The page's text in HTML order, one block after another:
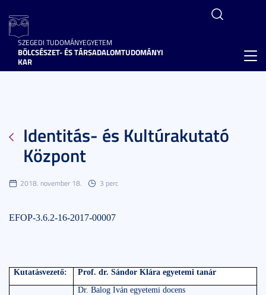
SZEGEDI TUDOMÁNYEGYETEM
BÖLCSÉSZET- ÉS TÁRSADALOMTUDOMÁNYI
KAR
Identitás- és Kultúrakutató
Központ
2018. november 18. 3 perc
EFOP-3.6.2-16-2017-00007
Kutatásvezető: Prof. dr. Sándor Klára egyetemi tanár
Dr. Balog Iván egyetemi docens